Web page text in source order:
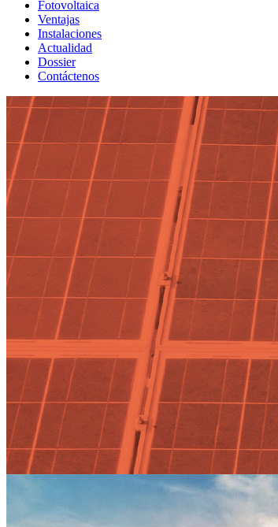
Fotovoltaica
Ventajas
Instalaciones
Actualidad
Dossier
Contáctenos